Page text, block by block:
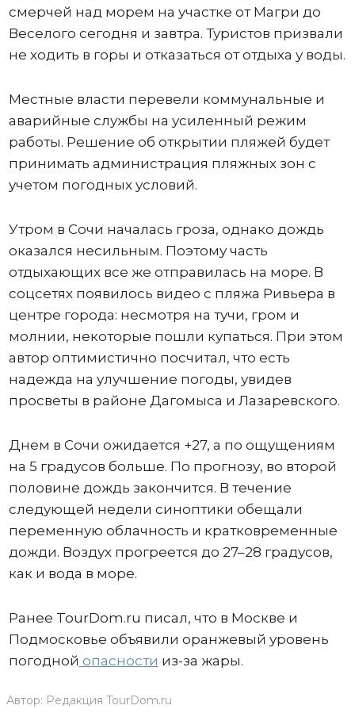
смерчей над морем на участке от Магри до
Веселого сегодня и завтра. Туристов призвали
не ходить в горы и отказаться от отдыха у воды.
Местные власти перевели коммунальные и
аварийные службы на усиленный режим
работы. Решение об открытии пляжей будет
принимать администрация пляжных зон с
учетом погодных условий.
Утром в Сочи началась гроза, однако дождь
оказался несильным. Поэтому часть
отдыхающих все же отправилась на море. В
соцсетях появилось видео с пляжа Ривьера в
центре города: несмотря на тучи, гром и
молнии, некоторые пошли купаться. При этом
автор оптимистично посчитал, что есть
надежда на улучшение погоды, увидев
просветы в районе Дагомыса и Лазаревского.
Днем в Сочи ожидается +27, а по ощущениям
на 5 градусов больше. По прогнозу, во второй
половине дождь закончится. В течение
следующей недели синоптики обещали
переменную облачность и кратковременные
дожди. Воздух прогреется до 27–28 градусов,
как и вода в море.
Ранее TourDom.ru писал, что в Москве и
Подмосковье объявили оранжевый уровень
погодной опасности из-за жары.
Автор: Редакция TourDom.ru